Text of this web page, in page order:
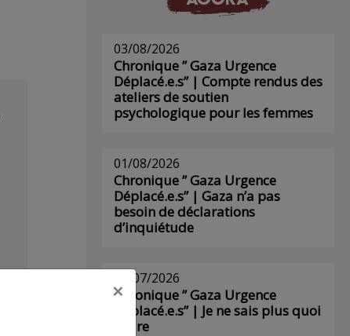
03/08/2026
Chronique ” Gaza Urgence
Déplacé.e.s” | Compte rendus des
ateliers de soutien
psychologique pour les femmes
01/08/2026
Chronique ” Gaza Urgence
Déplacé.e.s” | Gaza n’a pas
besoin de déclarations
d’inquiétude
29/07/2026
Chronique ” Gaza Urgence
Déplacé.e.s” | Je ne sais plus quoi
écrire
×